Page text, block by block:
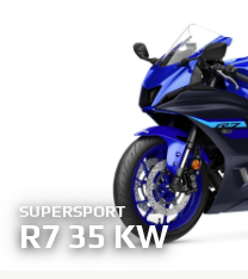
SUPERSPORT
R7 35 KW